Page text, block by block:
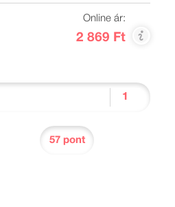
Online ár:
2 869 Ft
57 pont